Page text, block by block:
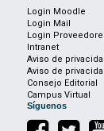
Login Moodle
Login Mail
Login
Intranet
Aviso de
Aviso de
Consejo Editorial
Campus Virtual
Síguenos